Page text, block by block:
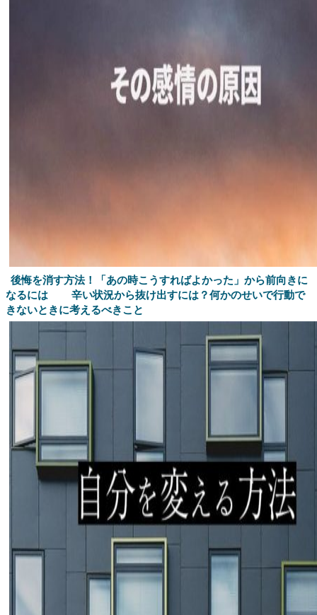
後悔を消す方法！「あの時こうすればよかった」から前向きに
なるには
辛い状況から抜け出すには？何かのせいで行動で
きないときに考えるべきこと